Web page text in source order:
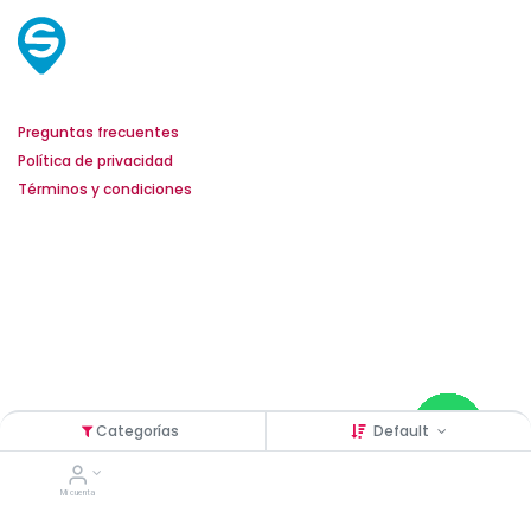
Categorías Default
Mi cuenta
Preguntas frecuentes
Política de privacidad
Términos y condiciones
+58 424 2008567